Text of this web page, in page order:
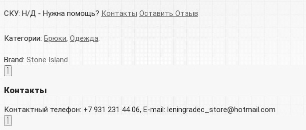
СКУ: Н/Д - Нужна помощь? Контакты Оставить Отзыв
Категории: Брюки, Одежда
Brand: Stone Island
Контакты
Контактный телефон: +7 931 231 44 06, E-mail: leningradec_store@hotmail.com